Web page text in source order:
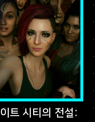
트 시티의 전설: